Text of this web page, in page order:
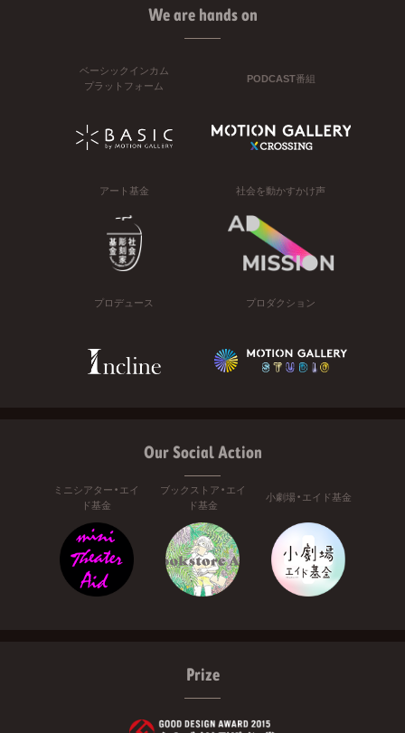
We are hands on
ベーシックインカム
プラットフォーム
PODCAST番組
アート基金 社会を動かすかけ声
プロデュース プロダクション
Our Social Action
ミニシアター・エイ
ド基金
ブックストア・エイ
ド基金
小劇場・エイド基金
Prize